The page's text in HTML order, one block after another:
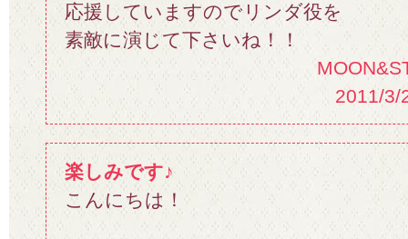
応援していますのでリンダ役を
素敵に演じて下さいね！！
2011/3/
楽しみです♪
こんにちは！